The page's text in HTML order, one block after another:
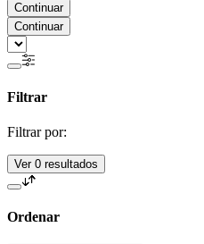
Continuar
Continuar
Filtrar
Filtrar por:
Ver 0 resultados
Ordenar